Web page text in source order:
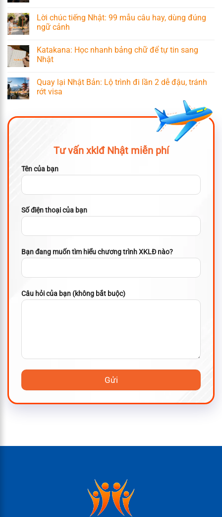
Lời chúc tiếng Nhật: 99 mẫu câu hay, dùng đúng
ngữ cảnh
Katakana: Học nhanh bảng chữ để tự tin sang
Nhật
Quay lại Nhật Bản: Lộ trình đi lần 2 dễ đậu, tránh
rớt visa
Tư vấn xklđ Nhật miễn phí
Tên của bạn
Số điện thoại của bạn
Bạn đang muốn tìm hiểu chương trình XKLĐ nào?
Câu hỏi của bạn (không bắt buộc)